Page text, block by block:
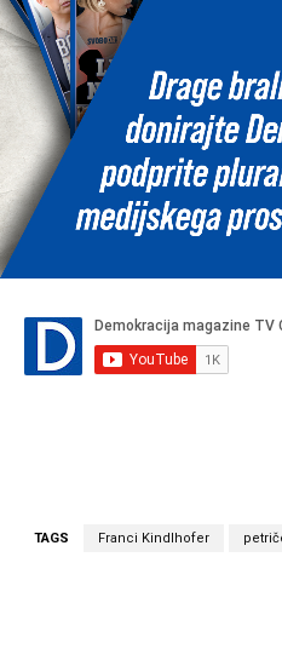
TAGS Franci Kindlhofer